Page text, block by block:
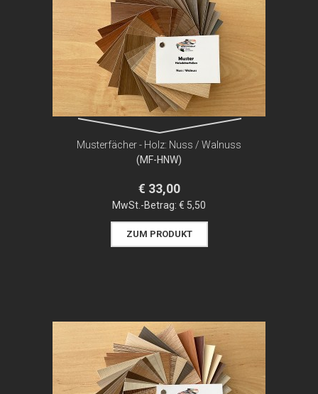
Musterfächer - Holz: Nuss / Walnuss
(MF-HNW)
€ 33,00
MwSt.-Betrag: € 5,50
ZUM PRODUKT